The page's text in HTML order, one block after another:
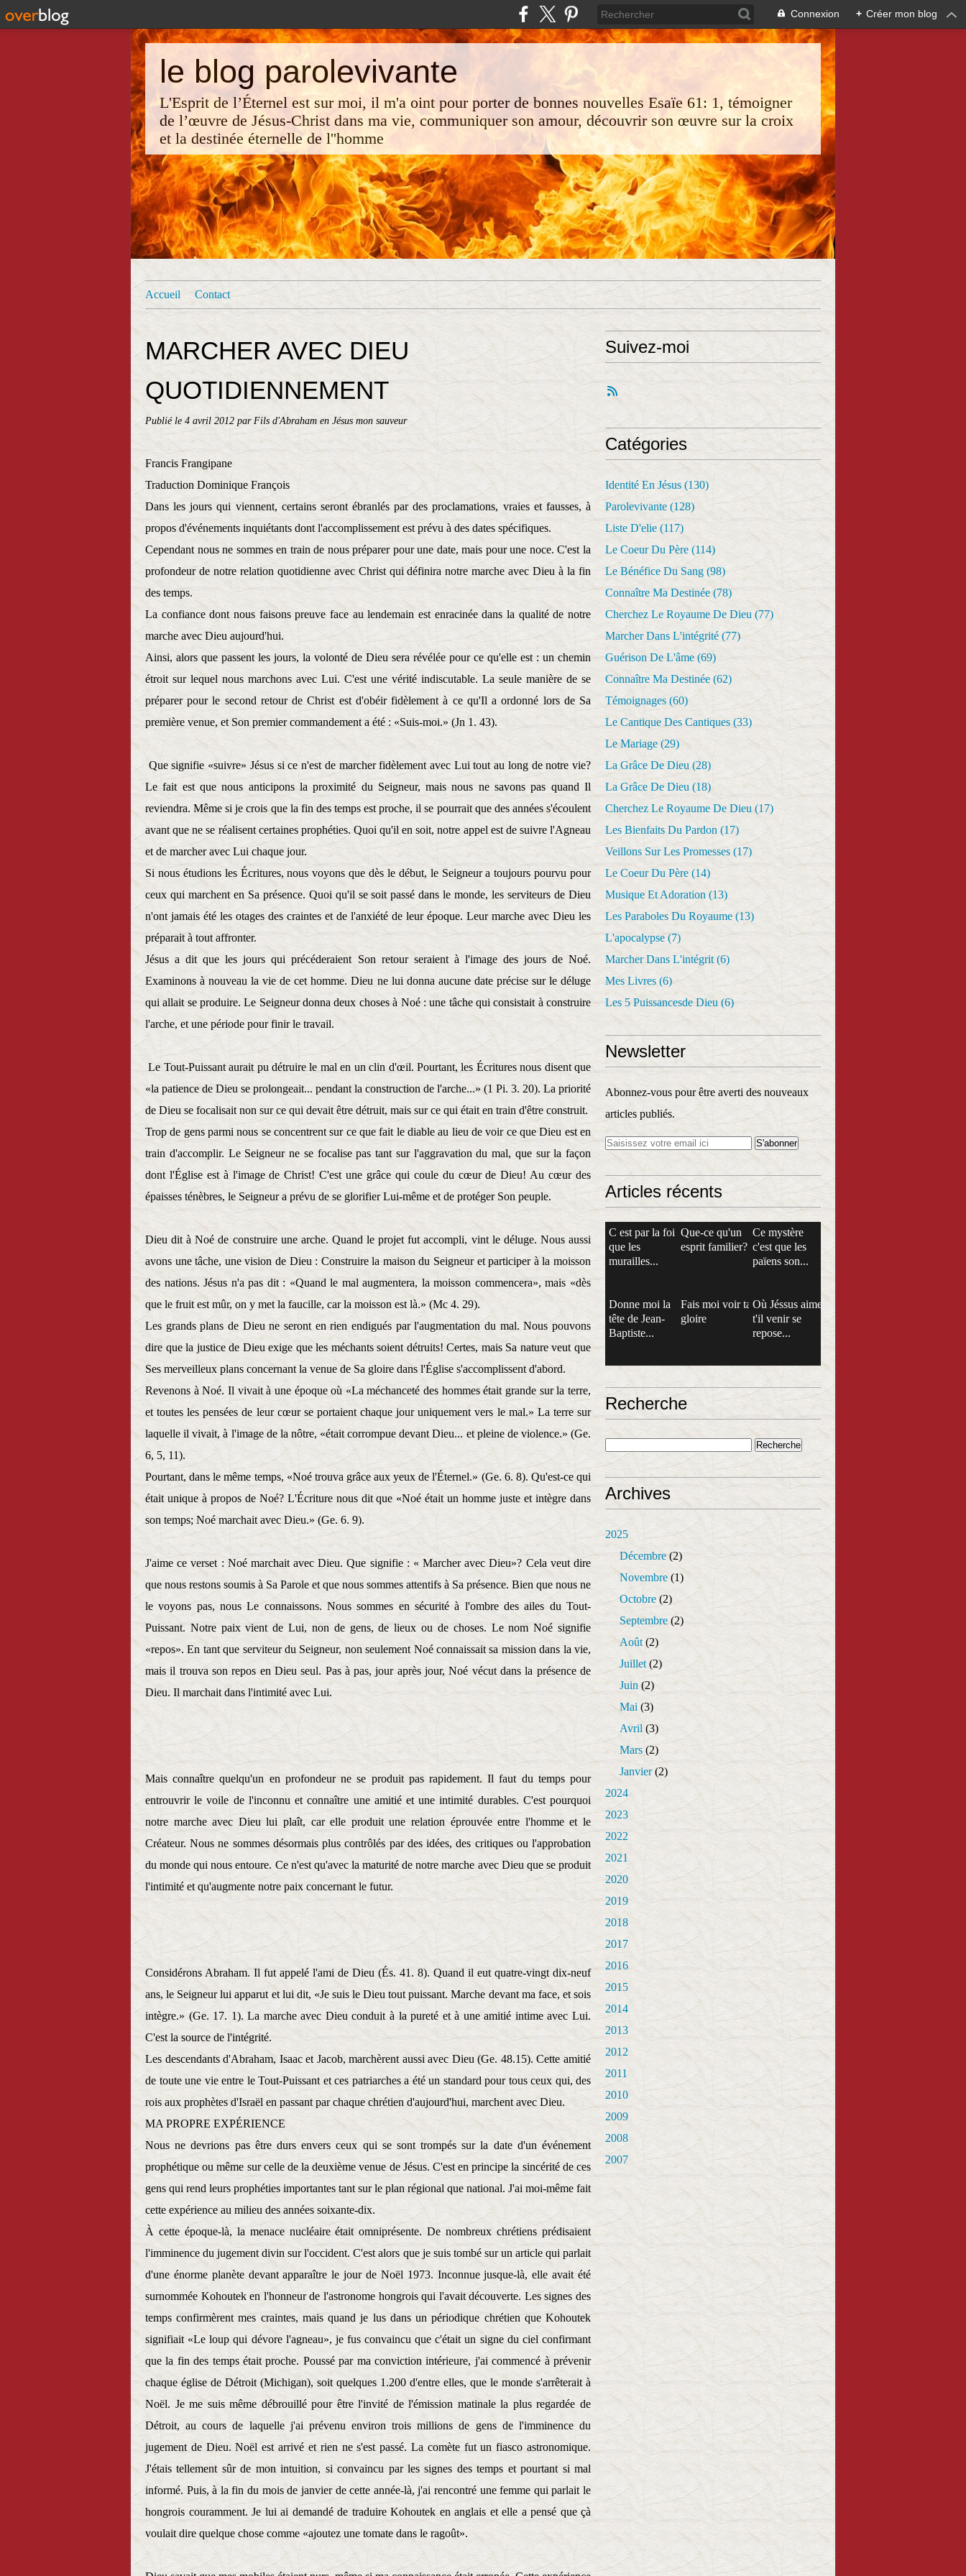
Connexion + Créer mon blog
le blog parolevivante
L'Esprit de l’Éternel est sur moi, il m'a oint pour porter de bonnes nouvelles Esaïe 61: 1, témoigner
de l’œuvre de Jésus-Christ dans ma vie, communiquer son amour, découvrir son œuvre sur la croix
et la destinée éternelle de l''homme
Accueil Contact
MARCHER AVEC DIEU
QUOTIDIENNEMENT
Publié le 4 avril 2012 par Fils d'Abraham en Jésus mon sauveur
Francis Frangipane
Traduction Dominique François
Dans les jours qui viennent, certains seront ébranlés par des proclamations, vraies et fausses, à
propos d'événements inquiétants dont l'accomplissement est prévu à des dates spécifiques.
Cependant nous ne sommes en train de nous préparer pour une date, mais pour une noce. C'est la
profondeur de notre relation quotidienne avec Christ qui définira notre marche avec Dieu à la fin
des temps.
La confiance dont nous faisons preuve face au lendemain est enracinée dans la qualité de notre
marche avec Dieu aujourd'hui.
Ainsi, alors que passent les jours, la volonté de Dieu sera révélée pour ce qu'elle est : un chemin
étroit sur lequel nous marchons avec Lui. C'est une vérité indiscutable. La seule manière de se
préparer pour le second retour de Christ est d'obéir fidèlement à ce qu'Il a ordonné lors de Sa
première venue, et Son premier commandement a été : «Suis-moi.» (Jn 1. 43).
Que signifie «suivre» Jésus si ce n'est de marcher fidèlement avec Lui tout au long de notre vie?
Le fait est que nous anticipons la proximité du Seigneur, mais nous ne savons pas quand Il
reviendra. Même si je crois que la fin des temps est proche, il se pourrait que des années s'écoulent
avant que ne se réalisent certaines prophéties. Quoi qu'il en soit, notre appel est de suivre l'Agneau
et de marcher avec Lui chaque jour.
Si nous étudions les Écritures, nous voyons que dès le début, le Seigneur a toujours pourvu pour
ceux qui marchent en Sa présence. Quoi qu'il se soit passé dans le monde, les serviteurs de Dieu
n'ont jamais été les otages des craintes et de l'anxiété de leur époque. Leur marche avec Dieu les
préparait à tout affronter.
Jésus a dit que les jours qui précéderaient Son retour seraient à l'image des jours de Noé.
Examinons à nouveau la vie de cet homme. Dieu ne lui donna aucune date précise sur le déluge
qui allait se produire. Le Seigneur donna deux choses à Noé : une tâche qui consistait à construire
l'arche, et une période pour finir le travail.
Le Tout-Puissant aurait pu détruire le mal en un clin d'œil. Pourtant, les Écritures nous disent que
«la patience de Dieu se prolongeait... pendant la construction de l'arche...» (1 Pi. 3. 20). La priorité
de Dieu se focalisait non sur ce qui devait être détruit, mais sur ce qui était en train d'être construit.
Trop de gens parmi nous se concentrent sur ce que fait le diable au lieu de voir ce que Dieu est en
train d'accomplir. Le Seigneur ne se focalise pas tant sur l'aggravation du mal, que sur la façon
dont l'Église est à l'image de Christ! C'est une grâce qui coule du cœur de Dieu! Au cœur des
épaisses ténèbres, le Seigneur a prévu de se glorifier Lui-même et de protéger Son peuple.
Dieu dit à Noé de construire une arche. Quand le projet fut accompli, vint le déluge. Nous aussi
avons une tâche, une vision de Dieu : Construire la maison du Seigneur et participer à la moisson
des nations. Jésus n'a pas dit : «Quand le mal augmentera, la moisson commencera», mais «dès
que le fruit est mûr, on y met la faucille, car la moisson est là.» (Mc 4. 29).
Les grands plans de Dieu ne seront en rien endigués par l'augmentation du mal. Nous pouvons
dire que la justice de Dieu exige que les méchants soient détruits! Certes, mais Sa nature veut que
Ses merveilleux plans concernant la venue de Sa gloire dans l'Église s'accomplissent d'abord.
Revenons à Noé. Il vivait à une époque où «La méchanceté des hommes était grande sur la terre,
et toutes les pensées de leur cœur se portaient chaque jour uniquement vers le mal.» La terre sur
laquelle il vivait, à l'image de la nôtre, «était corrompue devant Dieu... et pleine de violence.» (Ge.
6, 5, 11).
Pourtant, dans le même temps, «Noé trouva grâce aux yeux de l'Éternel.» (Ge. 6. 8). Qu'est-ce qui
était unique à propos de Noé? L'Écriture nous dit que «Noé était un homme juste et intègre dans
son temps; Noé marchait avec Dieu.» (Ge. 6. 9).
J'aime ce verset : Noé marchait avec Dieu. Que signifie : « Marcher avec Dieu»? Cela veut dire
que nous restons soumis à Sa Parole et que nous sommes attentifs à Sa présence. Bien que nous ne
le voyons pas, nous Le connaissons. Nous sommes en sécurité à l'ombre des ailes du Tout-
Puissant. Notre paix vient de Lui, non de gens, de lieux ou de choses. Le nom Noé signifie
«repos». En tant que serviteur du Seigneur, non seulement Noé connaissait sa mission dans la vie,
mais il trouva son repos en Dieu seul. Pas à pas, jour après jour, Noé vécut dans la présence de
Dieu. Il marchait dans l'intimité avec Lui.
Mais connaître quelqu'un en profondeur ne se produit pas rapidement. Il faut du temps pour
entrouvrir le voile de l'inconnu et connaître une amitié et une intimité durables. C'est pourquoi
notre marche avec Dieu lui plaît, car elle produit une relation éprouvée entre l'homme et le
Créateur. Nous ne sommes désormais plus contrôlés par des idées, des critiques ou l'approbation
du monde qui nous entoure. Ce n'est qu'avec la maturité de notre marche avec Dieu que se produit
l'intimité et qu'augmente notre paix concernant le futur.
Considérons Abraham. Il fut appelé l'ami de Dieu (És. 41. 8). Quand il eut quatre-vingt dix-neuf
ans, le Seigneur lui apparut et lui dit, «Je suis le Dieu tout puissant. Marche devant ma face, et sois
intègre.» (Ge. 17. 1). La marche avec Dieu conduit à la pureté et à une amitié intime avec Lui.
C'est la source de l'intégrité.
Les descendants d'Abraham, Isaac et Jacob, marchèrent aussi avec Dieu (Ge. 48.15). Cette amitié
de toute une vie entre le Tout-Puissant et ces patriarches a été un standard pour tous ceux qui, des
rois aux prophètes d'Israël en passant par chaque chrétien d'aujourd'hui, marchent avec Dieu.
MA PROPRE EXPÉRIENCE
Nous ne devrions pas être durs envers ceux qui se sont trompés sur la date d'un événement
prophétique ou même sur celle de la deuxième venue de Jésus. C'est en principe la sincérité de ces
gens qui rend leurs prophéties importantes tant sur le plan régional que national. J'ai moi-même fait
cette expérience au milieu des années soixante-dix.
À cette époque-là, la menace nucléaire était omniprésente. De nombreux chrétiens prédisaient
l'imminence du jugement divin sur l'occident. C'est alors que je suis tombé sur un article qui parlait
d'une énorme planète devant apparaître le jour de Noël 1973. Inconnue jusque-là, elle avait été
surnommée Kohoutek en l'honneur de l'astronome hongrois qui l'avait découverte. Les signes des
temps confirmèrent mes craintes, mais quand je lus dans un périodique chrétien que Kohoutek
signifiait «Le loup qui dévore l'agneau», je fus convaincu que c'était un signe du ciel confirmant
que la fin des temps était proche. Poussé par ma conviction intérieure, j'ai commencé à prévenir
chaque église de Détroit (Michigan), soit quelques 1.200 d'entre elles, que le monde s'arrêterait à
Noël. Je me suis même débrouillé pour être l'invité de l'émission matinale la plus regardée de
Détroit, au cours de laquelle j'ai prévenu environ trois millions de gens de l'imminence du
jugement de Dieu. Noël est arrivé et rien ne s'est passé. La comète fut un fiasco astronomique.
J'étais tellement sûr de mon intuition, si convaincu par les signes des temps et pourtant si mal
informé. Puis, à la fin du mois de janvier de cette année-là, j'ai rencontré une femme qui parlait le
hongrois couramment. Je lui ai demandé de traduire Kohoutek en anglais et elle a pensé que çà
voulait dire quelque chose comme «ajoutez une tomate dans le ragoût».
Suivez-moi
Catégories
Identité En Jésus (130)
Parolevivante (128)
Liste D'elie (117)
Le Coeur Du Père (114)
Le Bénéfice Du Sang (98)
Connaître Ma Destinée (78)
Cherchez Le Royaume De Dieu (77)
Marcher Dans L'intégrité (77)
Guérison De L'âme (69)
Connaître Ma Destinée (62)
Témoignages (60)
Le Cantique Des Cantiques (33)
Le Mariage (29)
La Grâce De Dieu (28)
La Grâce De Dieu (18)
Cherchez Le Royaume De Dieu (17)
Les Bienfaits Du Pardon (17)
Veillons Sur Les Promesses (17)
Le Coeur Du Père (14)
Musique Et Adoration (13)
Les Paraboles Du Royaume (13)
L'apocalypse (7)
Marcher Dans L'intégrit (6)
Mes Livres (6)
Les 5 Puissancesde Dieu (6)
Newsletter
Abonnez-vous pour être averti des nouveaux
articles publiés.
Articles récents
C est par la foi
que les
murailles...
Que-ce qu'un
esprit familier?
Ce mystère
c'est que les
païens son...
Donne moi la
tête de Jean-
Baptiste...
Fais moi voir ta
gloire
Où Jéssus aime
t'il venir se
repose...
Recherche
Archives
2025
Décembre (2)
Novembre (1)
Octobre (2)
Septembre (2)
Août (2)
Juillet (2)
Juin (2)
Mai (3)
Avril (3)
Mars (2)
Janvier(2)
2024
2023
2022
2021
2020
2019
2018
2017
2016
2015
2014
2013
2012
2011
2010
2009
2008
2007